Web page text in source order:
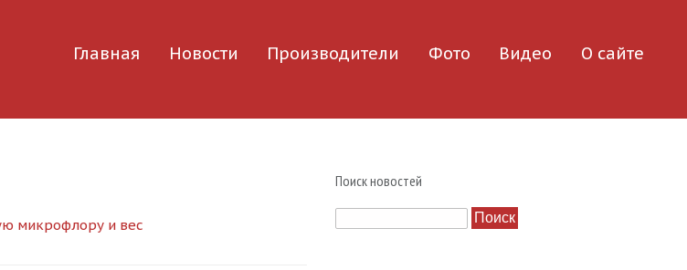
Главная Новости Производители Фото Видео О сайте
микрофлору и вес
Поиск новостей